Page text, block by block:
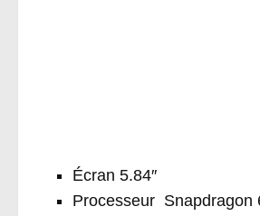
Écran 5.84″
Processeur Snapdragon